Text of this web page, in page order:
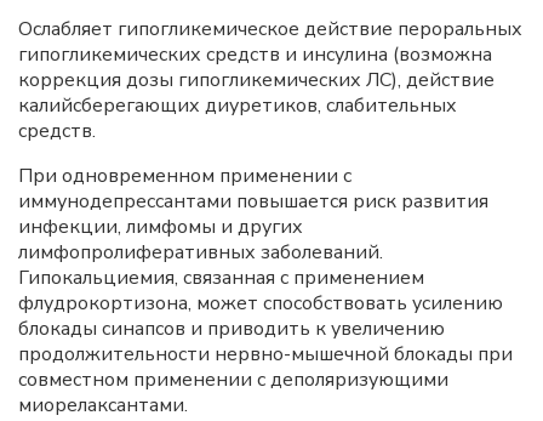
Ослабляет гипогликемическое действие пероральных
гипогликемических средств и инсулина (возможна
коррекция дозы гипогликемических ЛС), действие
калийсберегающих диуретиков, слабительных
средств.
При одновременном применении с
иммунодепрессантами повышается риск развития
инфекции, лимфомы и других
лимфопролиферативных заболеваний.
Гипокальциемия, связанная с применением
флудрокортизона, может способствовать усилению
блокады синапсов и приводить к увеличению
продолжительности нервно-мышечной блокады при
совместном применении с деполяризующими
миорелаксантами.